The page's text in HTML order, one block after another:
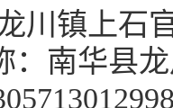
川镇上石
：南华县